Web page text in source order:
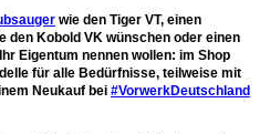
wie den Tiger VT, einen
den Kobold VK wünschen oder einen
Ihr Eigentum nennen wollen: im Shop
für alle Bedürfnisse, teilweise mit
Neukauf bei #VorwerkDeutschland